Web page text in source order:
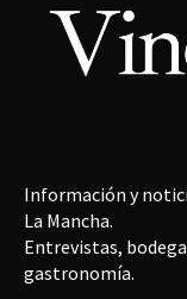
Información y
La Mancha.
Entrevistas,
gastronomía.